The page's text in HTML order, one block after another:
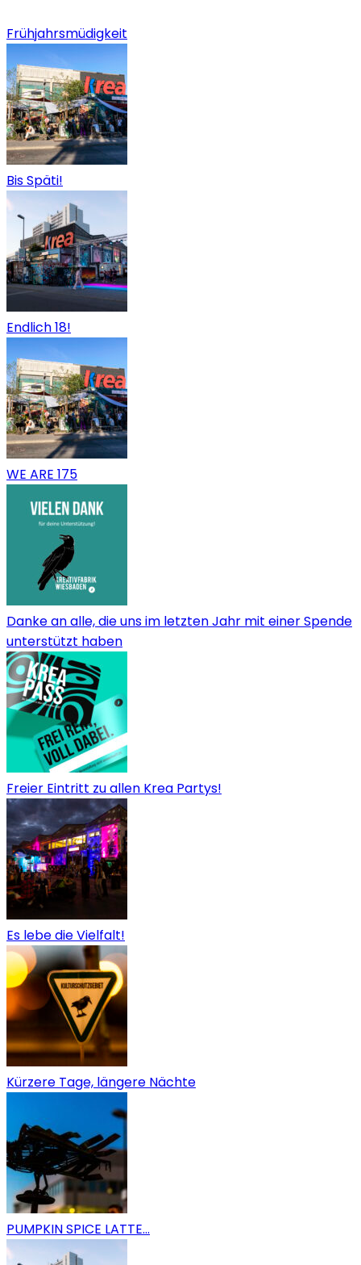
Frühjahrsmüdigkeit
Bis Späti!
Endlich 18!
WE ARE 175
Danke an alle, die uns im letzten Jahr mit einer Spende
unterstützt haben
Freier Eintritt zu allen Krea Partys!
Es lebe die Vielfalt!
Kürzere Tage, längere Nächte
PUMPKIN SPICE LATTE…